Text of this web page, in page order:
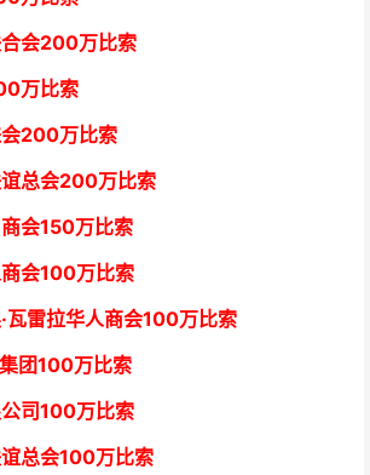
会200万比索
万比索
200万比索
总会200万比索
会150万比索
会100万比索
瓦雷拉华人商会100万比索
团100万比索
司100万比索
总会100万比索